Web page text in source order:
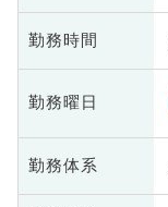
勤務時間
勤務曜日
勤務体系